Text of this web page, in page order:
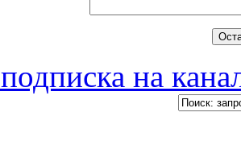
подписка на